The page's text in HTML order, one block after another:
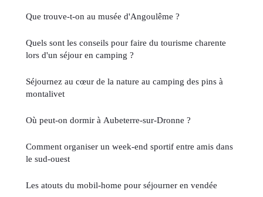
Que trouve-t-on au musée d'Angoulême ?
Quels sont les conseils pour faire du tourisme charente
lors d'un séjour en camping ?
Séjournez au cœur de la nature au camping des pins à
montalivet
Où peut-on dormir à Aubeterre-sur-Dronne ?
Comment organiser un week-end sportif entre amis dans
le sud-ouest
Les atouts du mobil-home pour séjourner en vendée